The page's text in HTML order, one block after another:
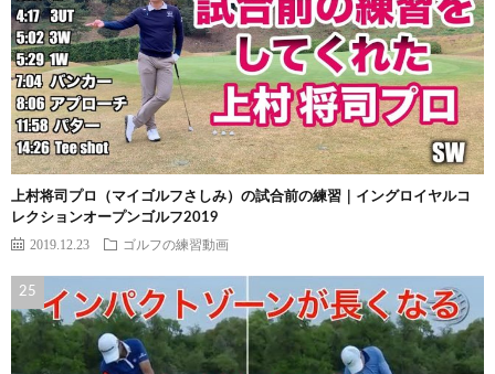
上村将司プロ（マイゴルフさしみ）の試合前の練習｜イングロイヤルコ
レクションオープンゴルフ2019
2019.12.23 ゴルフの練習動画